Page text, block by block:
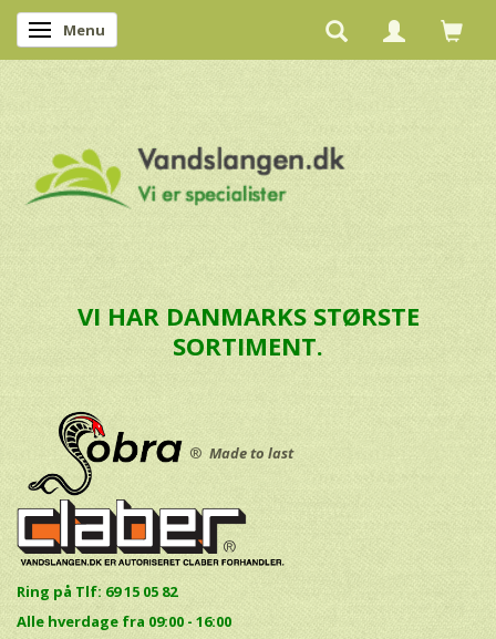
Skifte navigation
Menu
VI HAR DANMARKS STØRSTE
SORTIMENT.
® Made to last
Ring på Tlf: 69 15 05 82
Alle hverdage fra 09:00 - 16:00